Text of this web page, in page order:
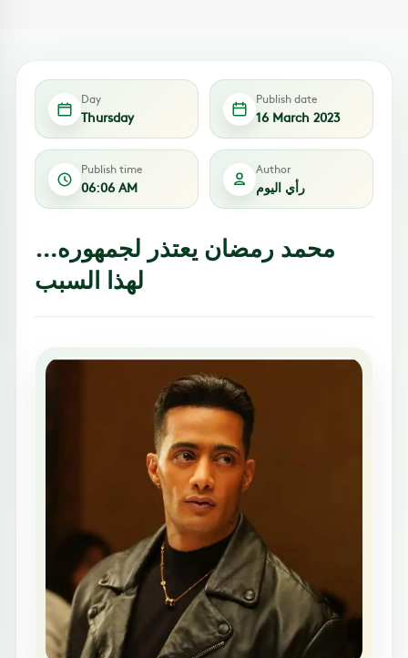
Day
Thursday
Publish date
16 March 2023
Publish time
06:06 AM
Author
رأي اليوم
محمد رمضان يعتذر لجمهوره…
لهذا السبب